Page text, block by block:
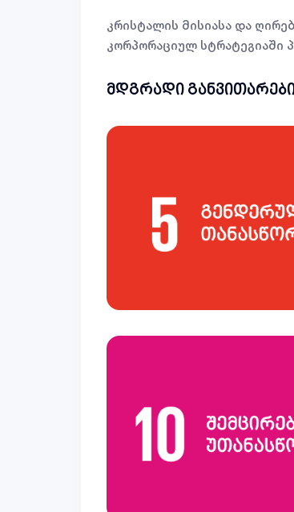
კრისტალის მისიასა და
კორპორაციულ სტრატეგიაში
მდგრადი